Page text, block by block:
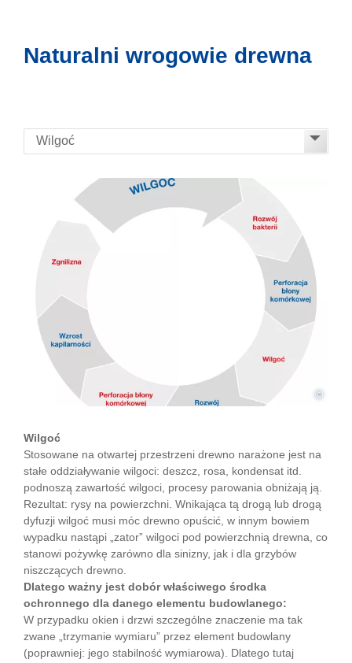
Naturalni wrogowie drewna
©
Wilgoć
Stosowane na otwartej przestrzeni drewno narażone jest na
stałe oddziaływanie wilgoci: deszcz, rosa, kondensat itd.
podnoszą zawartość wilgoci, procesy parowania obniżają ją.
Rezultat: rysy na powierzchni. Wnikająca tą drogą lub drogą
dyfuzji wilgoć musi móc drewno opuścić, w innym bowiem
wypadku nastąpi „zator” wilgoci pod powierzchnią drewna, co
stanowi pożywkę zarówno dla sinizny, jak i dla grzybów
niszczących drewno.
Dlatego ważny jest dobór właściwego środka
ochronnego dla danego elementu budowlanego:
W przypadku okien i drzwi szczególne znaczenie ma tak
zwane „trzymanie wymiaru” przez element budowlany
(poprawniej: jego stabilność wymiarowa). Dlatego tutaj